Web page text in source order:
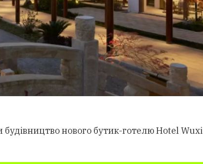
будівництво нового бутик-готелю Hotel Wuxi